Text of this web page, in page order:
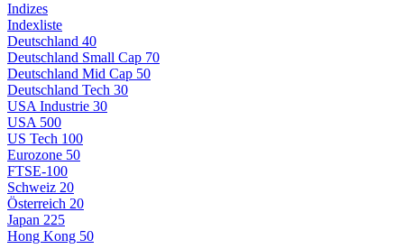
Indizes
Indexliste
Deutschland 40
Deutschland Small Cap 70
Deutschland Mid Cap 50
Deutschland Tech 30
USA Industrie 30
USA 500
US Tech 100
Eurozone 50
FTSE-100
Schweiz 20
Österreich 20
Japan 225
Hong Kong 50